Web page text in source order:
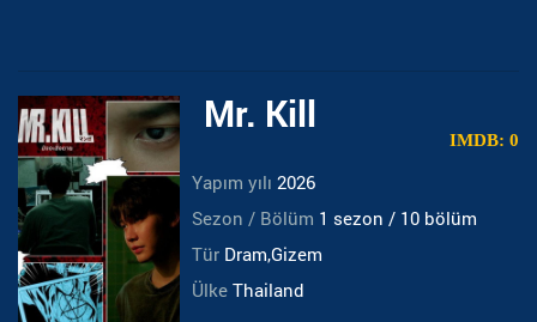
Mr. Kill
IMDB: 0
Yapım yılı 2026
Sezon / Bölüm 1 sezon / 10 bölüm
Tür Dram,Gizem
Ülke Thailand